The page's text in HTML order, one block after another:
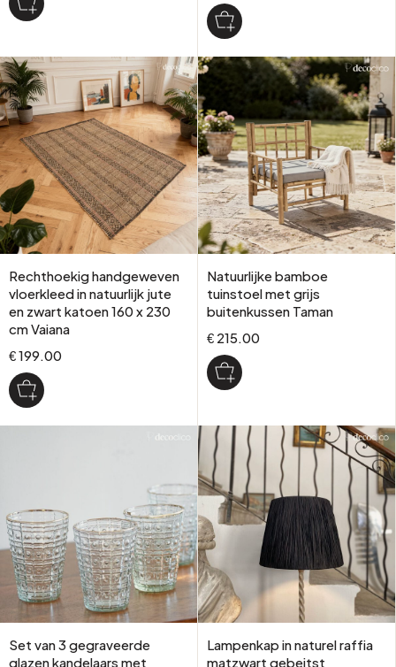
Rechthoekig handgeweven
vloerkleed in natuurlijk jute
en zwart katoen 160 x 230
cm Vaiana
€ 199.00
Natuurlijke bamboe
tuinstoel met grijs
buitenkussen Taman
€ 215.00
Set van 3 gegraveerde
glazen kandelaars met
Lampenkap in naturel raffia
matzwart gebeitst